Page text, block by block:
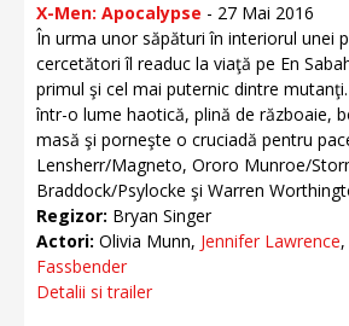
X-Men: Apocalypse - 27 Mai 2016
În urma unor săpături în interiorul unei
cercetători îl readuc la viaţă pe En
primul şi cel mai puternic dintre
într-o lume haotică, plină de războaie,
masă şi porneşte o cruciadă pentru
Lensherr/Magneto, Ororo Munroe/
Braddock/Psylocke şi Warren
Regizor: Bryan Singer
Actori: Olivia Munn, Jennifer Lawrence,
Fassbender
Detalii si trailer